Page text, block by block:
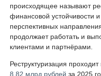
происходящее называют
финансовой устойчивости
перспективных
продолжает работать и
клиентами и партнёрами.
Реструктуризация
8,82 млрд рублей за 2025